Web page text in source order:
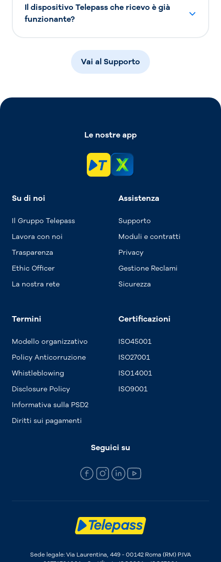
Il dispositivo Telepass che ricevo è già
funzionante?
Vai al Supporto
Le nostre app
Su di noi
Il Gruppo Telepass
Lavora con noi
Trasparenza
Ethic Officer
La nostra rete
Assistenza
Supporto
Moduli e contratti
Privacy
Gestione Reclami
Sicurezza
Termini
Modello organizzativo
Policy Anticorruzione
Whistleblowing
Disclosure Policy
Informativa sulla PSD2
Diritti sui pagamenti
Certificazioni
ISO45001
ISO27001
ISO14001
ISO9001
Seguici su
Sede legale: Via Laurentina, 449 - 00142 Roma (RM) P.IVA